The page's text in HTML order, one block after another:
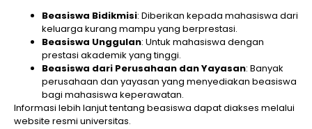
Beasiswa Bidikmisi: Diberikan kepada mahasiswa dari
keluarga kurang mampu yang berprestasi.
Beasiswa Unggulan: Untuk mahasiswa dengan
prestasi akademik yang tinggi.
Beasiswa dari Perusahaan dan Yayasan: Banyak
perusahaan dan yayasan yang menyediakan beasiswa
bagi mahasiswa keperawatan.
Informasi lebih lanjut tentang beasiswa dapat diakses melalui
website resmi universitas.